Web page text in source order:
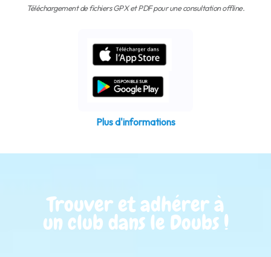
Téléchargement de fichiers GPX et PDF pour une consultation offline.
Plus d'informations
Trouver et adhérer à
un club dans le Doubs !